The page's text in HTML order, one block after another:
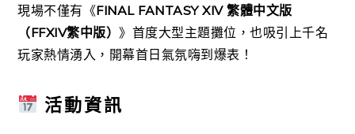
現場不僅有《FINAL FANTASY XIV 繁體中文版
（FFXIV繁中版）》首度大型主題攤位，也吸引上千名
玩家熱情湧入，開幕首日氣氛嗨到爆表！
活動資訊